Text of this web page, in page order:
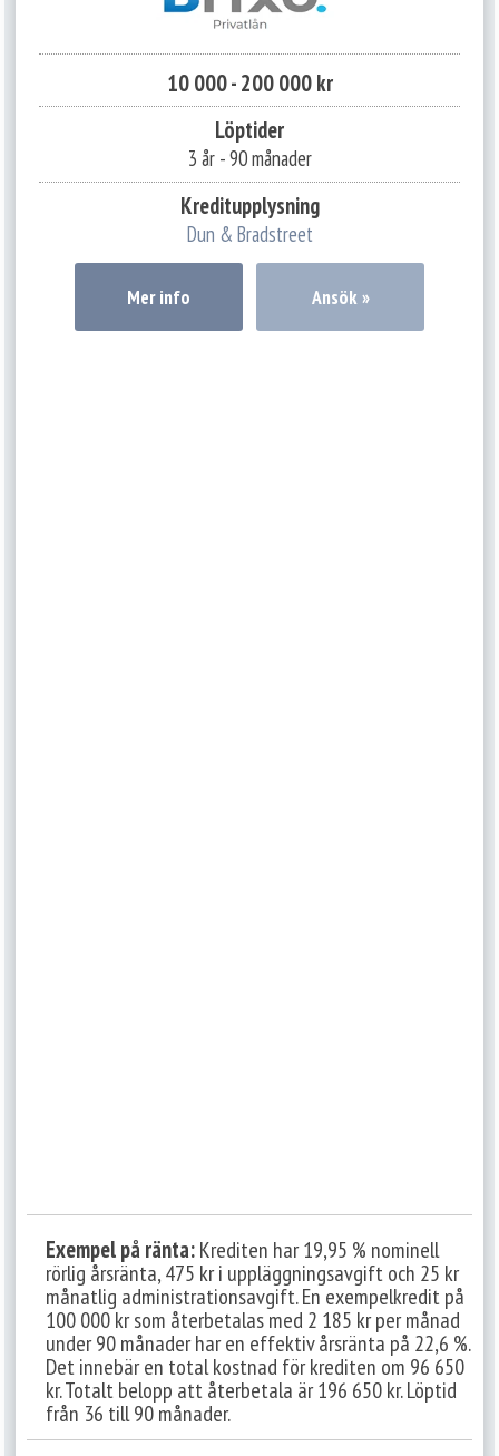
10 000 - 200 000 kr
Löptider
3 år - 90 månader
Kreditupplysning
Dun & Bradstreet
Mer info Ansök »
Exempel på ränta:Krediten har 19,95 % nominell
rörlig årsränta, 475 kr i uppläggningsavgift och 25 kr
månatlig administrationsavgift. En exempelkredit på
100 000 kr som återbetalas med 2 185 kr per månad
under 90 månader har en effektiv årsränta på 22,6 %.
Det innebär en total kostnad för krediten om 96 650
kr. Totalt belopp att återbetala är 196 650 kr. Löptid
från 36 till 90 månader.